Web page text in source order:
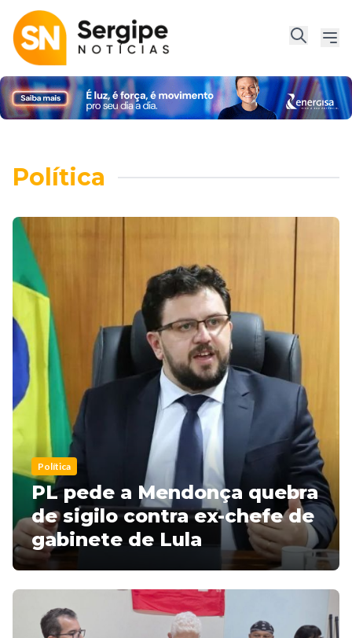
Política
Política
PL pede a Mendonça quebra
de sigilo contra ex-chefe de
gabinete de Lula